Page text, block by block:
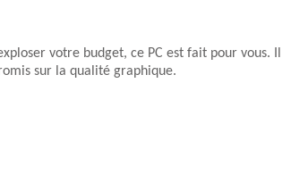
votre budget, ce PC est fait pour vous. Il
sur la qualité graphique.